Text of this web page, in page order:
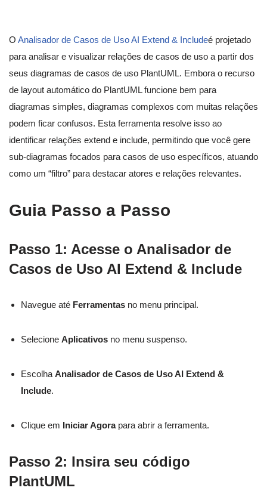
O Analisador de Casos de Uso AI Extend & Includeé projetado
para analisar e visualizar relações de casos de uso a partir dos
seus diagramas de casos de uso PlantUML. Embora o recurso
de layout automático do PlantUML funcione bem para
diagramas simples, diagramas complexos com muitas relações
podem ficar confusos. Esta ferramenta resolve isso ao
identificar relações extend e include, permitindo que você gere
sub-diagramas focados para casos de uso específicos, atuando
como um “filtro” para destacar atores e relações relevantes.
Guia Passo a Passo
Passo 1: Acesse o Analisador de
Casos de Uso AI Extend & Include
Navegue até Ferramentas no menu principal.
Selecione Aplicativos no menu suspenso.
Escolha Analisador de Casos de Uso AI Extend &
Include.
Clique em Iniciar Agorapara abrir a ferramenta.
Passo 2: Insira seu código
PlantUML